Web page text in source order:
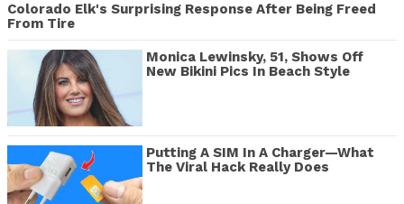
Colorado Elk's Surprising Response After Being Freed
From Tire
Monica Lewinsky, 51, Shows Off
New Bikini Pics In Beach Style
Putting A SIM In A Charger—What
The Viral Hack Really Does